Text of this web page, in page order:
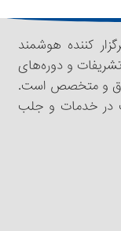
کننده هوشمند
تشریفات و دوره‌های
و متخصص است.
در خدمات و جلب